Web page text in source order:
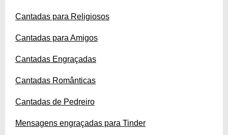
Cantadas para Religiosos
Cantadas para Amigos
Cantadas Engraçadas
Cantadas Românticas
Cantadas de Pedreiro
Mensagens engraçadas para Tinder